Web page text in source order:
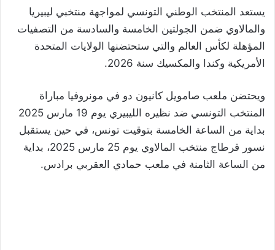
يستعد المنتخب الوطني التونسي لمواجهة منتخبي ليبيريا
والمالاوي ضمن الجولتين الخامسة والسادسة من التصفيات
المؤهلة لكأس العالم والتي ستحتضنها الولايات المتحدة
الأمريكية وكندا والمكسيك سنة 2026.
ويحتضن ملعب صامويل كانيون دو في مونروفيا مباراة
المنتخب التونسي ضد نظيره الليبيري يوم 19 مارس 2025
بداية من الساعة الخامسة بتوقيت تونس، في حين يستقبل
نسور قرطاج منتخب المالاوي يوم 25 مارس 2025، بداية
من الساعة الثامنة في ملعب حمادي العقربي برادس.